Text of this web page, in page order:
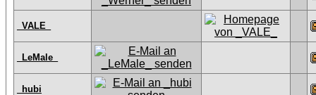
_VALE_
_LeMale_
_hubi